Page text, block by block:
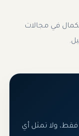
في مجالات
ولا تمثل أي